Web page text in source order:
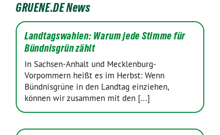
GRUENE.DE News
Landtagswahlen: Warum jede Stimme für
Bündnisgrün zählt
In Sachsen-Anhalt und Mecklenburg-
Vorpommern heißt es im Herbst: Wenn
Bündnisgrüne in den Landtag einziehen,
können wir zusammen mit den [...]